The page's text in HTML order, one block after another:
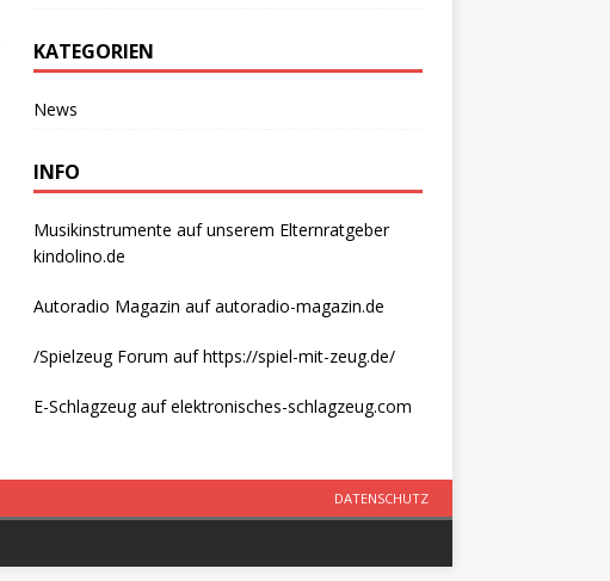
KATEGORIEN
News
INFO
Musikinstrumente auf unserem Elternratgeber
kindolino.de
Autoradio Magazin aufautoradio-magazin.de
/Spielzeug Forum auf https://spiel-mit-zeug.de/
E-Schlagzeug aufelektronisches-schlagzeug.com
DATENSCHUTZ